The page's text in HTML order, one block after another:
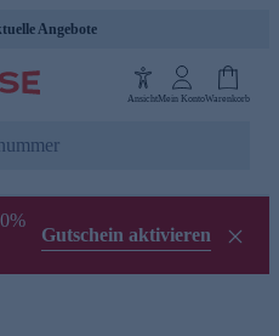
Angebote
AnsichtMein KontoWarenkorb
Gutschein aktivieren